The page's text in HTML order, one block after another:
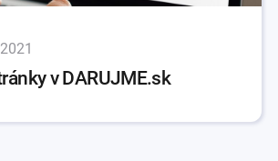
v DARUJME.sk